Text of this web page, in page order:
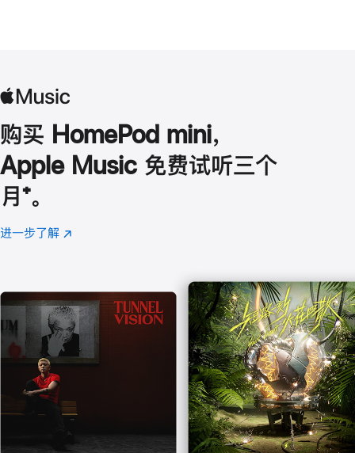
购买 HomePod mini，
Apple Music 免费试听三个
月 脚
注
⁺。
进一步了解 Apple
(在
口
中
打
开)